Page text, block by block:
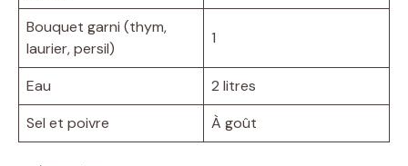
Bouquet garni (thym,
laurier, persil)
1
Eau
2 litres
Sel et poivre
À goût